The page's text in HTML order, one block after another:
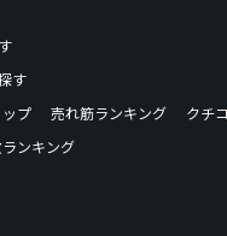
す
プ
売れ筋ランキング
クチ
ンキング